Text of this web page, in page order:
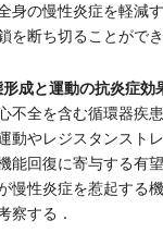
身の慢性炎症を軽減
を断ち切ることができ
成と運動の抗炎症
全を含む循環器疾
動やレジスタンスト
能回復に寄与する有
慢性炎症を惹起する
察する．